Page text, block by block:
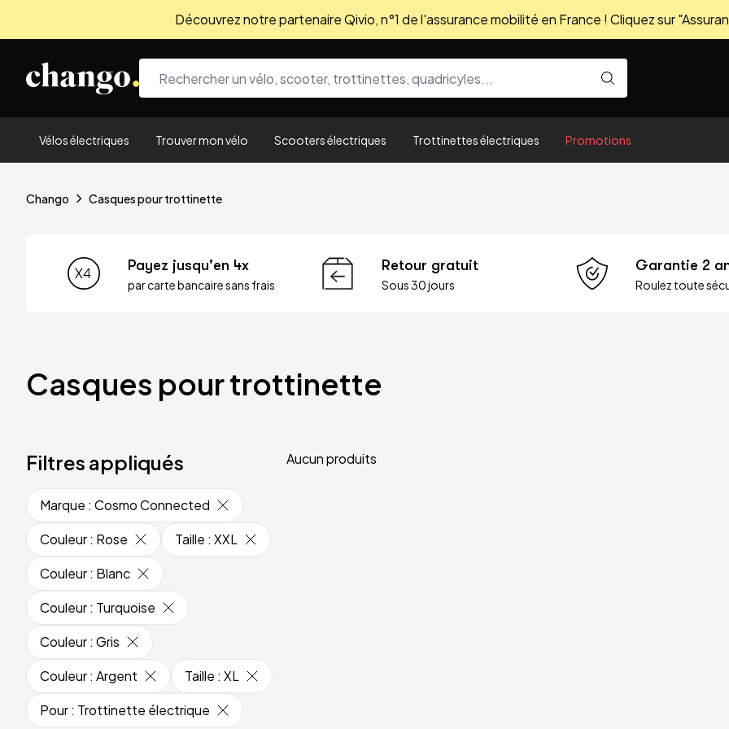
Découvrez notre partenaire Qivio, n°1 de l'assurance mobilité en France ! Cliquez sur
Vélos électriques Trouver mon vélo Scooters électriques Trottinettes électriques Promotions
Chango Casques pour trottinette
Payez jusqu'en 4x
par carte bancaire sans frais
Retour gratuit
Sous 30 jours
Garantie 2
Roulez toute
Casques pour trottinette
Filtres appliqués
Marque : Cosmo Connected
Couleur: Rose Taille : XXL
Couleur: Blanc
Couleur: Turquoise
Couleur: Gris
Couleur: Argent Taille : XL
Pour: Trottinette électrique
Aucun produits